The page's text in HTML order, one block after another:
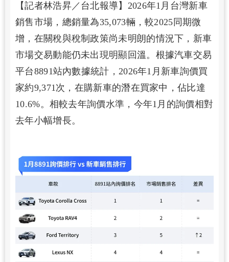
【記者林浩昇／台北報導】2026年1月台灣新車
銷售市場，總銷量為35,073輛，較2025同期微
增，在關稅與稅制政策尚未明朗的情況下，新車
市場交易動能仍未出現明顯回溫。根據汽車交易
平台8891站內數據統計，2026年1月新車詢價買
家約9,371次，在購新車的潛在買家中，佔比達
10.6%。相較去年詢價水準，今年1月的詢價相對
去年小幅增長。